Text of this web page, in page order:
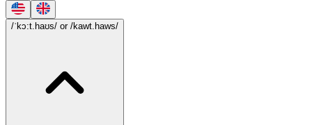
/ˈkɔ:t.haʊs/ or /kawt.haws/